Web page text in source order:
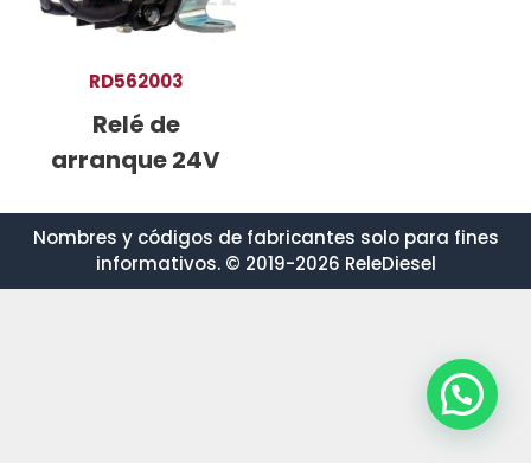
RD562003
Relé de
arranque 24V
Nombres y códigos de fabricantes solo para fines
informativos. © 2019-2026 ReleDiesel